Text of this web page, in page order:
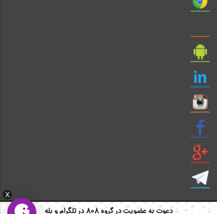
X
دعوت به عضویت در گروه 808 در تلگرام و بله